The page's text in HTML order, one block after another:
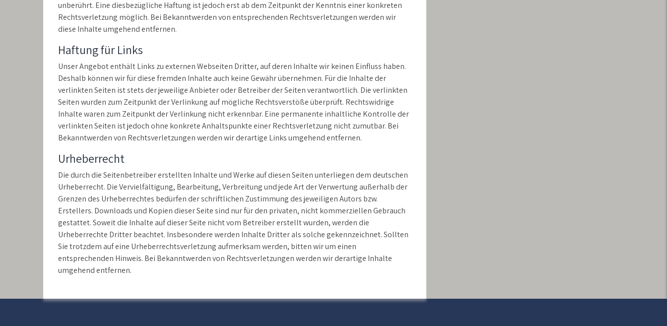
unberührt. Eine diesbezügliche Haftung ist jedoch erst ab dem Zeitpunkt der Kenntnis einer konkreten
Rechtsverletzung möglich. Bei Bekanntwerden von entsprechenden Rechtsverletzungen werden wir
diese Inhalte umgehend entfernen.
Haftung für Links
Unser Angebot enthält Links zu externen Webseiten Dritter, auf deren Inhalte wir keinen Einfluss haben.
Deshalb können wir für diese fremden Inhalte auch keine Gewähr übernehmen. Für die Inhalte der
verlinkten Seiten ist stets der jeweilige Anbieter oder Betreiber der Seiten verantwortlich. Die verlinkten
Seiten wurden zum Zeitpunkt der Verlinkung auf mögliche Rechtsverstöße überprüft. Rechtswidrige
Inhalte waren zum Zeitpunkt der Verlinkung nicht erkennbar. Eine permanente inhaltliche Kontrolle der
verlinkten Seiten ist jedoch ohne konkrete Anhaltspunkte einer Rechtsverletzung nicht zumutbar. Bei
Bekanntwerden von Rechtsverletzungen werden wir derartige Links umgehend entfernen.
Urheberrecht
Die durch die Seitenbetreiber erstellten Inhalte und Werke auf diesen Seiten unterliegen dem deutschen
Urheberrecht. Die Vervielfältigung, Bearbeitung, Verbreitung und jede Art der Verwertung außerhalb der
Grenzen des Urheberrechtes bedürfen der schriftlichen Zustimmung des jeweiligen Autors bzw.
Erstellers. Downloads und Kopien dieser Seite sind nur für den privaten, nicht kommerziellen Gebrauch
gestattet. Soweit die Inhalte auf dieser Seite nicht vom Betreiber erstellt wurden, werden die
Urheberrechte Dritter beachtet. Insbesondere werden Inhalte Dritter als solche gekennzeichnet. Sollten
Sie trotzdem auf eine Urheberrechtsverletzung aufmerksam werden, bitten wir um einen
entsprechenden Hinweis. Bei Bekanntwerden von Rechtsverletzungen werden wir derartige Inhalte
umgehend entfernen.